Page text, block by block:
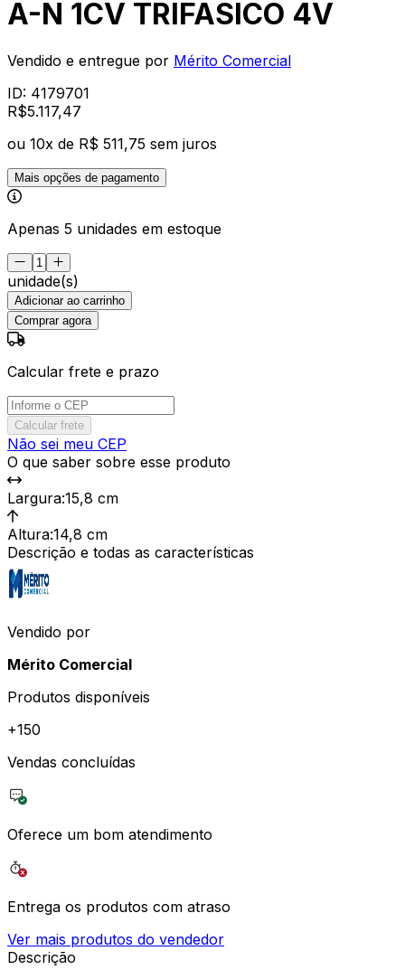
A-N 1CV TRIFASICO 4V
Vendido e entregue por Mérito Comercial
ID: 4179701
R$5.117,47
ou 10x de R$ 511,75 sem juros
Mais opções de pagamento
Apenas 5 unidades em estoque
unidade(s)
Adicionar ao carrinho
Comprar agora
Calcular frete e prazo
Calcular frete
Não sei meu CEP
O que saber sobre esse produto
Largura:15,8 cm
Altura:14,8 cm
Descrição e todas as características
Vendido por
Mérito Comercial
Produtos disponíveis
+150
Vendas concluídas
Oferece um bom atendimento
Entrega os produtos com atraso
Ver mais produtos do vendedor
Descrição